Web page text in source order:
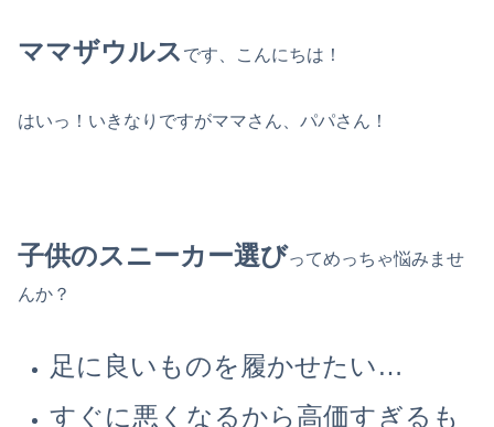
ママザウルス です、こんにちは！
はいっ！いきなりですがママさん、パパさん！
子供のスニーカー選びってめっちゃ悩みませ
んか？
足に良いものを履かせたい…
すぐに悪くなるから高価すぎるも